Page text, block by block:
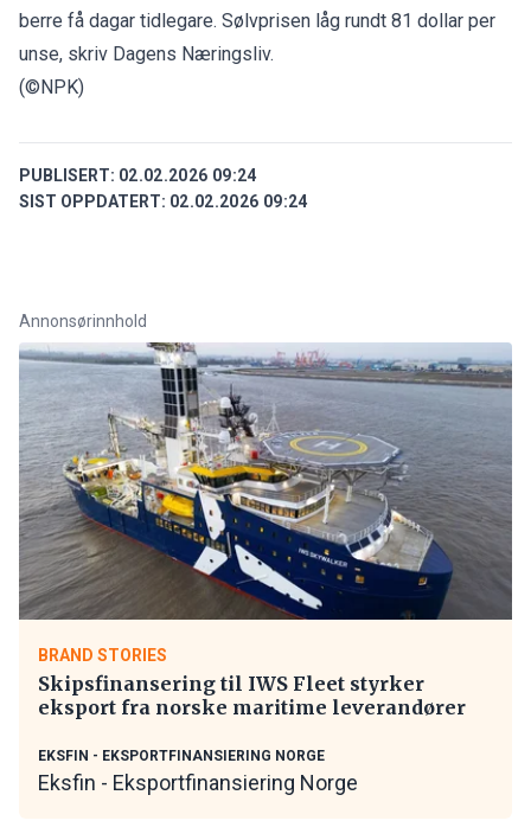
berre få dagar tidlegare. Sølvprisen låg rundt 81 dollar per
unse, skriv Dagens Næringsliv.
(©NPK)
PUBLISERT: 02.02.2026 09:24
SIST OPPDATERT: 02.02.2026 09:24
Annonsørinnhold
BRAND STORIES
Skipsfinansering til IWS Fleet styrker
eksport fra norske maritime leverandører
EKSFIN - EKSPORTFINANSIERING NORGE
Eksfin - Eksportfinansiering Norge